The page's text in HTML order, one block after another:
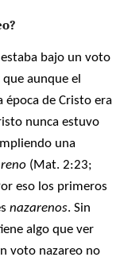
bajo un voto
aunque el
época de Cristo era
nunca estuvo
una
(Mat. 2:23;
eso los primeros
nazarenos. Sin
algo que ver
voto nazareo no